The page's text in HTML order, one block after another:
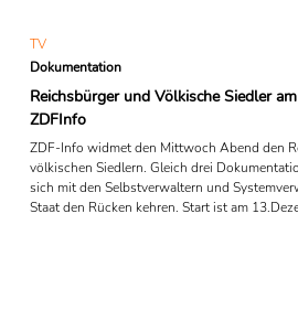
TV
Dokumentation
Reichsbürger und Völkische Siedler
ZDFInfo
ZDF-Info widmet den Mittwoch Abend den
völkischen Siedlern. Gleich drei
sich mit den Selbstverwaltern und
Staat den Rücken kehren. Start ist am